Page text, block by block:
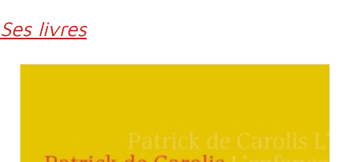
Ses livres